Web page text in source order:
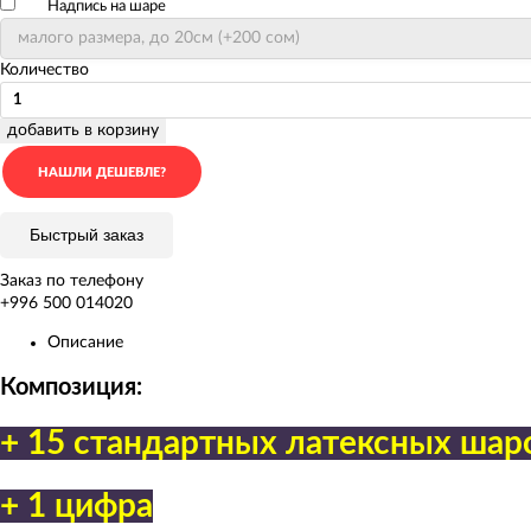
Надпись на шаре
Количество
добавить в корзину
Быстрый заказ
Заказ по телефону
+996 500 014020
Описание
Композиция:
+ 15 стандартных латексных
+ 1 цифра